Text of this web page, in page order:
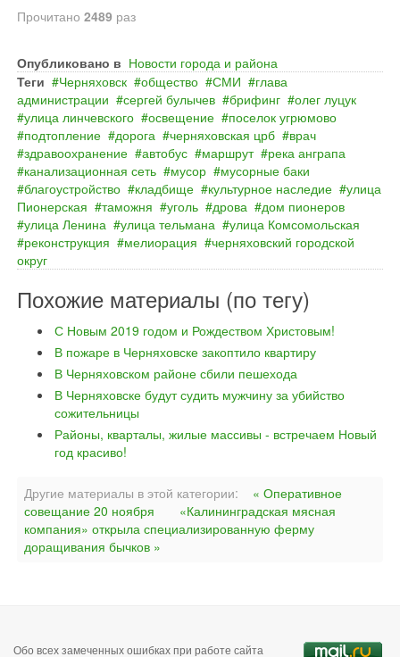
Прочитано 2489 раз
Опубликовано в Новости города и района
Теги
Черняховск общество СМИ
глава
администрации
сергей булычев брифинг
олег луцук
улица линчевского
освещение
поселок угрюмово
подтопление
дорога черняховская црб
врач
здравоохранение
автобус маршрут
река анграпа
канализационная сеть
мусор
мусорные баки
благоустройство
кладбище культурное наследие
улица
Пионерская
таможня уголь дрова
дом пионеров
улица Ленина
улица тельмана
улица Комсомольская
реконструкция
мелиорация
черняховский городской
округ
Похожие материалы (по тегу)
С Новым 2019 годом и Рождеством Христовым!
В пожаре в Черняховске закоптило квартиру
В Черняховском районе сбили пешехода
В Черняховске будут судить мужчину за убийство
сожительницы
Районы, кварталы, жилые массивы - встречаем Новый
год красиво!
Другие материалы в этой категории:
« Оперативное
совещание 20 ноября
«Калининградская мясная
компания» открыла специализированную ферму
доращивания бычков »
Обо всех замеченных ошибках при работе сайта